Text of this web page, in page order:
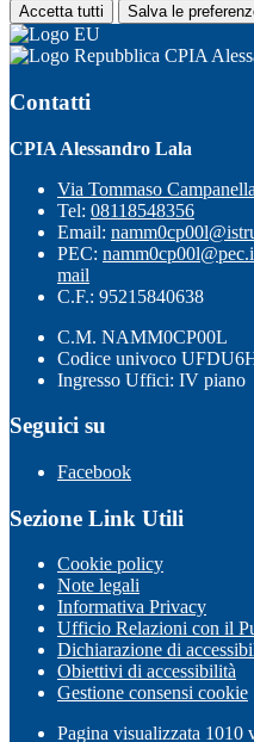
Accetta tutti Salva le
CPIA
Contatti
CPIA Alessandro Lala
Via Tommaso
Tel: 08118548356
Email:
PEC:
mail
C.F.: 95215840638
C.M. NAMM0CP00L
Codice univoco
Ingresso Uffici: IV piano
Seguici su
Facebook
Sezione Link Utili
Cookie policy
Note legali
Informativa Privacy
Ufficio Relazioni con il
Dichiarazione di
Obiettivi di accessibilità
Gestione consensi cookie
Pagina visualizzata 1010